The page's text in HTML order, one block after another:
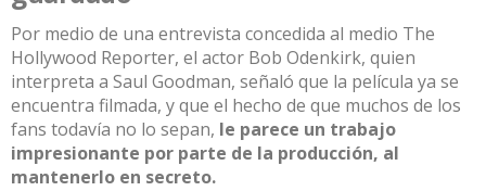
Por medio de una entrevista concedida al medio The
Hollywood Reporter, el actor Bob Odenkirk, quien
interpreta a Saul Goodman, señaló que la película ya se
encuentra filmada, y que el hecho de que muchos de los
fans todavía no lo sepan, le parece un trabajo
impresionante por parte de la producción, al
mantenerlo en secreto.